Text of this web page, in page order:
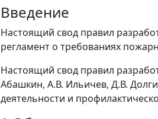
Введение
Настоящий свод правил
регламент о требованиях
Настоящий свод правил
Абашкин, А.В. Ильичев, Д.В.
деятельности и